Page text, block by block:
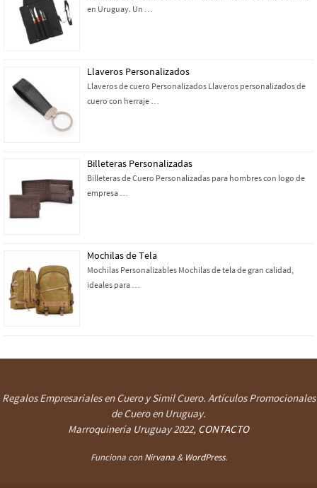
en Uruguay. Un …
Llaveros Personalizados
Llaveros de cuero Personalizados Llaveros personalizados de
cuero con herraje …
Billeteras Personalizadas
Billeteras de Cuero Personalizadas para hombres con logo de
empresa …
Mochilas de Tela
Mochilas Personalizables Mochilas de tela de gran calidad,
ideales para …
Regalos Empresariales en Cuero y Simil Cuero. Artículos Promocionales
de Cuero en Uruguay.
Marroquinería Uruguay2022, CONTACTO
Funciona conNirvana& WordPress.